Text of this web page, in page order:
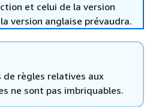
et celui de la version
version anglaise prévaudra.
de règles relatives aux
ne sont pas imbriquables.